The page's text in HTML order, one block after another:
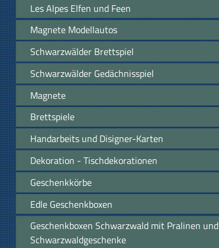
Les Alpes Elfen und Feen
Magnete Modellautos
Schwarzwälder Brettspiel
Schwarzwälder Gedächnisspiel
Magnete
Brettspiele
Handarbeits und Disigner-Karten
Dekoration - Tischdekorationen
Geschenkkörbe
Edle Geschenkboxen
Geschenkboxen Schwarzwald mit Pralinen und
Schwarzwaldgeschenke